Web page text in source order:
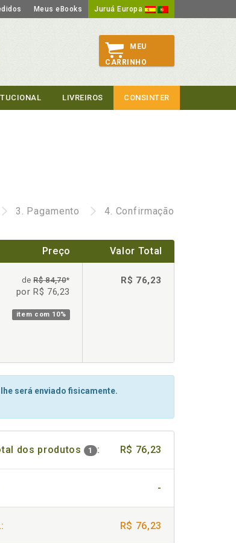
Meus eBooks Juruá Europa
MEU
CARRINHO
LIVREIROS CONSINTER
3. Pagamento 4. Confirmação
Preço Valor Total
deR$ 84,70*
por R$ 76,23
item com 10%
R$ 76,23
será enviado fisicamente.
dos produtos 1 : R$ 76,23
-
R$ 76,23